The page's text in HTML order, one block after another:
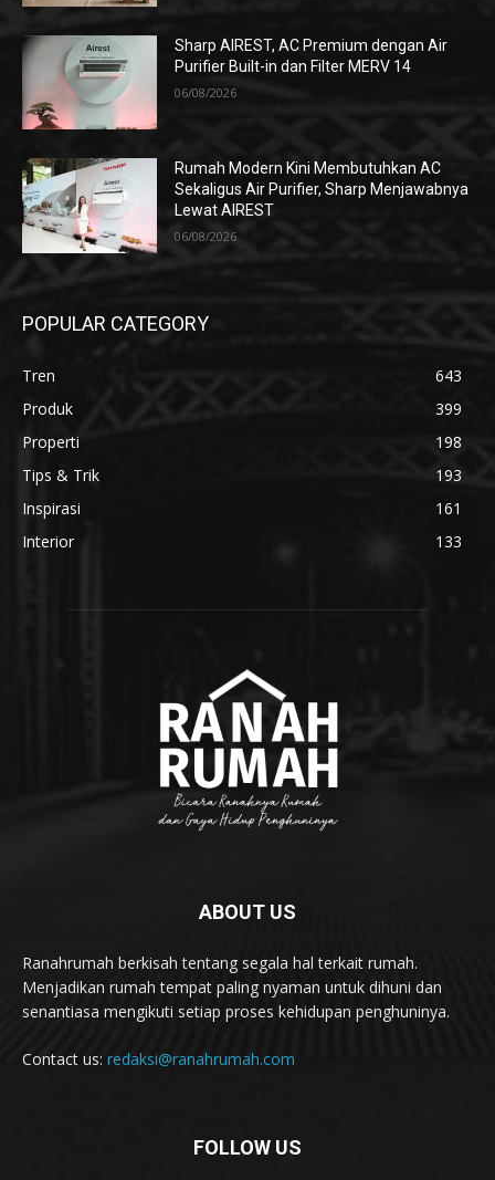
Sharp AIREST, AC Premium dengan Air
Purifier Built-in dan Filter MERV 14
06/08/2026
Rumah Modern Kini Membutuhkan AC
Sekaligus Air Purifier, Sharp Menjawabnya
Lewat AIREST
06/08/2026
POPULAR CATEGORY
Tren
643
Produk
399
Properti
198
Tips & Trik
193
Inspirasi
161
Interior
133
ABOUT US
Ranahrumah berkisah tentang segala hal terkait rumah.
Menjadikan rumah tempat paling nyaman untuk dihuni dan
senantiasa mengikuti setiap proses kehidupan penghuninya.
Contact us: redaksi@ranahrumah.com
FOLLOW US